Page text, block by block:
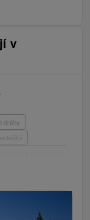
v
dráhy
Pamätníky